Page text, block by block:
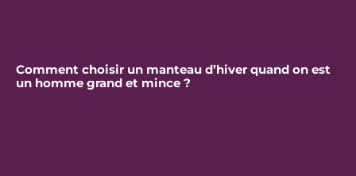
Comment choisir un manteau d’hiver quand on est
un homme grand et mince ?